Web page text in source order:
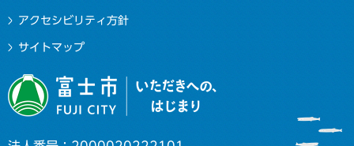
アクセシビリティ方針
サイトマップ